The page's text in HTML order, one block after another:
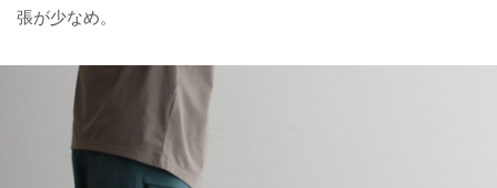
張が少なめ。